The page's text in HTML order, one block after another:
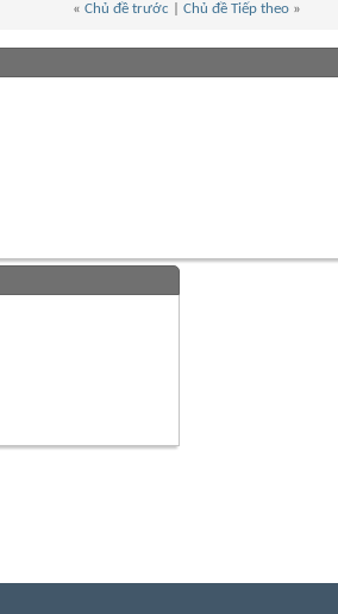
« Chủ đề trước Chủ đề Tiếp theo »